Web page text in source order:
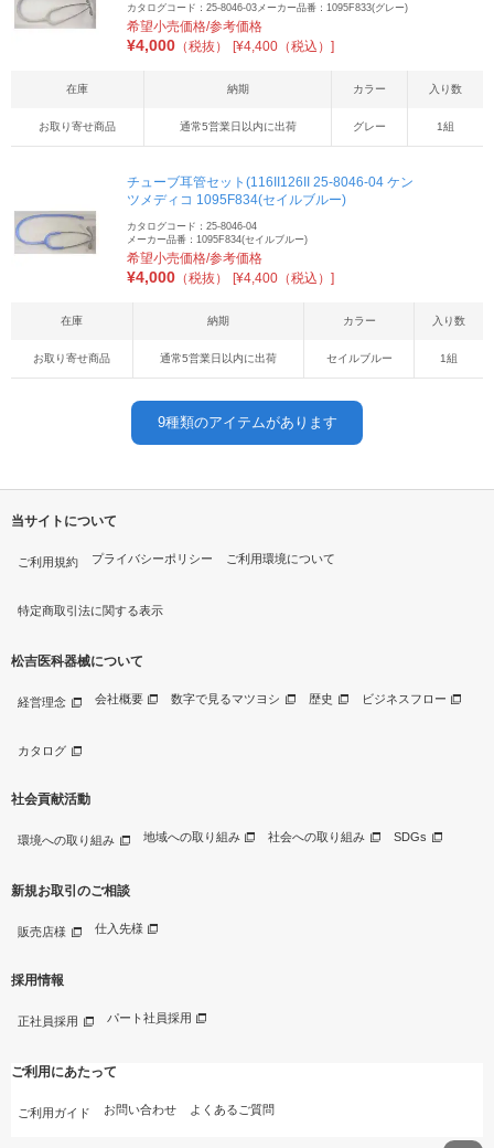
カタログコード：25-8046-03メーカー品番：1095F833(グレー)
希望小売価格/参考価格
¥4,000 （税抜） [¥4,400（税込）]
在庫 納期 カラー 入り数
お取り寄せ商品 通常5営業日以内に出荷 グレー 1組
チューブ耳管セット(116II126II 25-8046-04 ケン
ツメディコ 1095F834(セイルブルー)
カタログコード：25-8046-04
メーカー品番：1095F834(セイルブルー)
希望小売価格/参考価格
¥4,000 （税抜） [¥4,400（税込）]
在庫 納期 カラー 入り数
お取り寄せ商品 通常5営業日以内に出荷 セイルブルー 1組
9種類のアイテムがあります
当サイトについて
ご利用規約 プライバシーポリシー ご利用環境について
特定商取引法に関する表示
松吉医科器械について
経営理念 会社概要 数字で見るマツヨシ 歴史 ビジネスフロー
カタログ
社会貢献活動
環境への取り組み 地域への取り組み 社会への取り組み SDGs
新規お取引のご相談
販売店様 仕入先様
採用情報
正社員採用 パート社員採用
ご利用にあたって
ご利用ガイド お問い合わせ よくあるご質問